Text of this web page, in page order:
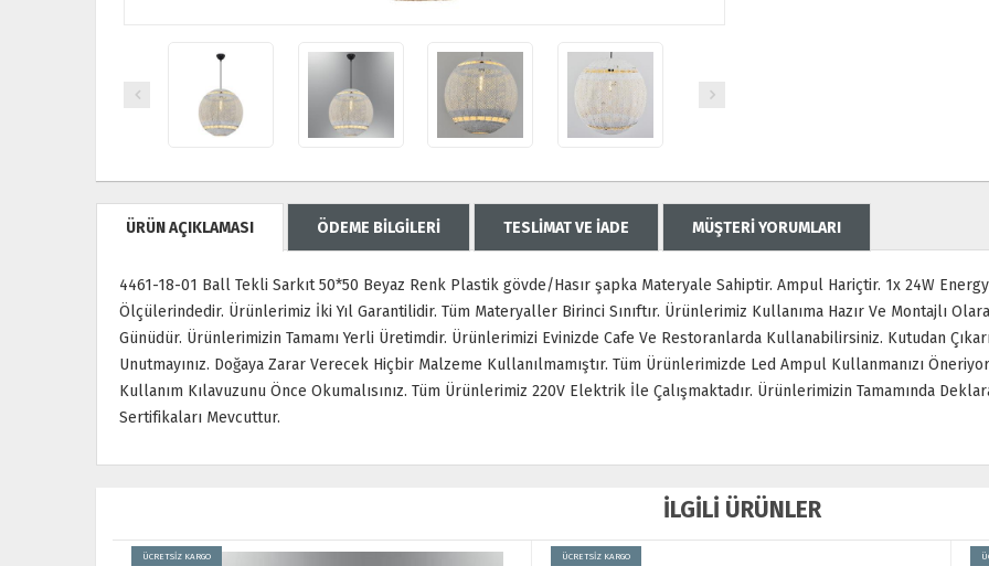
ÜRÜN AÇIKLAMASI ÖDEME BİLGİLERİ TESLİMAT VE İADE MÜŞTERİ YORUMLARI
4461-18-01 Ball Tekli Sarkıt 50*50 Beyaz Renk Plastik gövde/Hasır şapka Materyale Sahiptir. Ampul Hariçtir. 1x 24W
Ölçülerindedir. Ürünlerimiz İki Yıl Garantilidir. Tüm Materyaller Birinci Sınıftır. Ürünlerimiz Kullanıma Hazır Ve Montajlı
Günüdür. Ürünlerimizin Tamamı Yerli Üretimdir. Ürünlerimizi Evinizde Cafe Ve Restoranlarda Kullanabilirsiniz. Kutudan
Unutmayınız. Doğaya Zarar Verecek Hiçbir Malzeme Kullanılmamıştır. Tüm Ürünlerimizde Led Ampul Kullanmanızı
Kullanım Kılavuzunu Önce Okumalısınız. Tüm Ürünlerimiz 220V Elektrik İle Çalışmaktadır. Ürünlerimizin Tamamında
Sertifikaları Mevcuttur.
İLGİLİ ÜRÜNLER
ÜCRETSİZ KARGO ÜCRETSİZ KARGO